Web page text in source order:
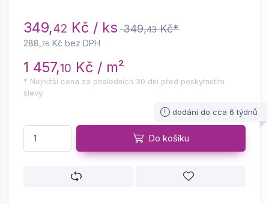
349,42 Kč / ks 349,43Kč*
288, 78 Kč bez DPH
1 457,10 Kč / m²
* Nejnižší cena za posledních 30 dní před poskytnutím
slevy.
dodání do cca 6 týdnů
Do košíku